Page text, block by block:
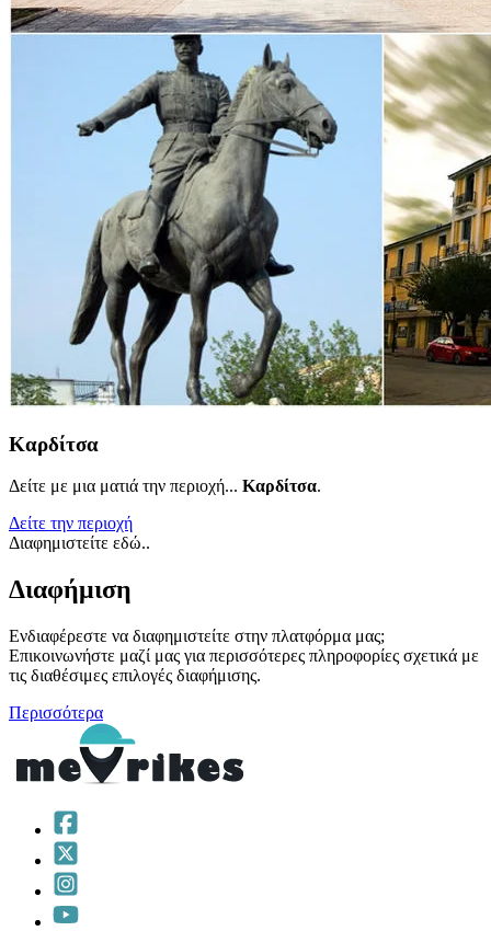
Καρδίτσα
Δείτε με μια ματιά την περιοχή... Καρδίτσα.
Δείτε την περιοχή
Διαφημιστείτε εδώ..
Διαφήμιση
Ενδιαφέρεστε να διαφημιστείτε στην πλατφόρμα μας;
Επικοινωνήστε μαζί μας για περισσότερες πληροφορίες σχετικά με
τις διαθέσιμες επιλογές διαφήμισης.
Περισσότερα